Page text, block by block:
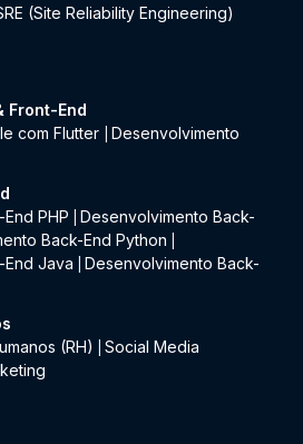
(Site Reliability Engineering)
Front-End
com Flutter
Desenvolvimento
PHP
Desenvolvimento Back-
Back-End Python
Java
Desenvolvimento Back-
(RH)
Social Media